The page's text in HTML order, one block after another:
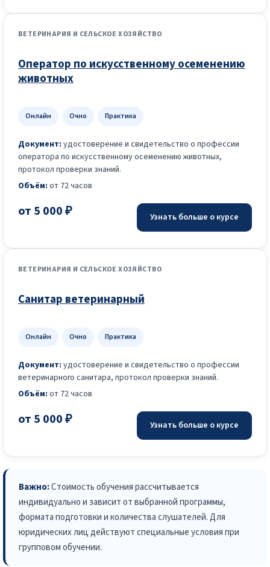
ВЕТЕРИНАРИЯ И СЕЛЬСКОЕ ХОЗЯЙСТВО
Оператор по искусственному осеменению
животных
Онлайн Очно Практика
Документ: удостоверение и свидетельство о профессии
оператора по искусственному осеменению животных,
протокол проверки знаний.
Объём: от 72 часов
от 5 000 ₽ Узнать больше о курсе
ВЕТЕРИНАРИЯ И СЕЛЬСКОЕ ХОЗЯЙСТВО
Санитар ветеринарный
Онлайн Очно Практика
Документ: удостоверение и свидетельство о профессии
ветеринарного санитара, протокол проверки знаний.
Объём: от 72 часов
от 5 000 ₽ Узнать больше о курсе
Важно:Стоимость обучения рассчитывается
индивидуально и зависит от выбранной программы,
формата подготовки и количества слушателей. Для
юридических лиц действуют специальные условия при
групповом обучении.